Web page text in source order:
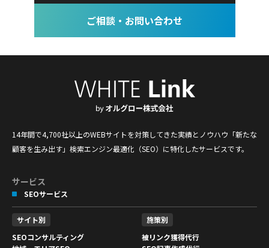
ご相談・お問い合わせ
14年間で4,700社以上のWEBサイトを対策してきた実績とノウハウ 「新たな
顧客を生み出す」検索エンジン最適化（SEO）に特化したサービスです。
サービス
SEOサービス
サイト別
SEOコンサルティング
施策別
被リンク獲得代行